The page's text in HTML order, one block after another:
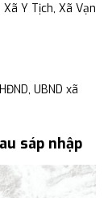
Y Tịch, Xã Vạn
UBND xã
sáp nhập